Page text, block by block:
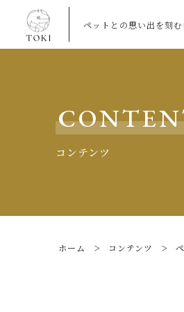
ペットとの思い出を刻
コンテンツ
ホーム コンテンツ